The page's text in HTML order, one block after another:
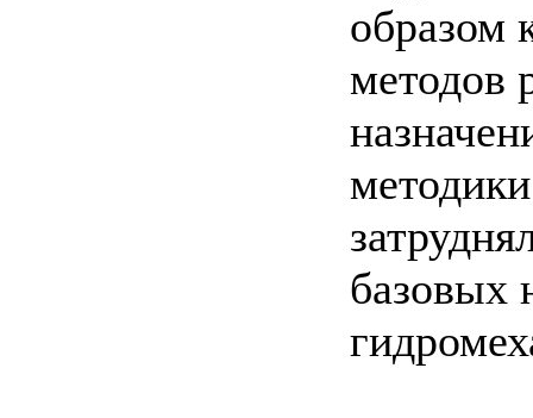
образом
методов
базовых